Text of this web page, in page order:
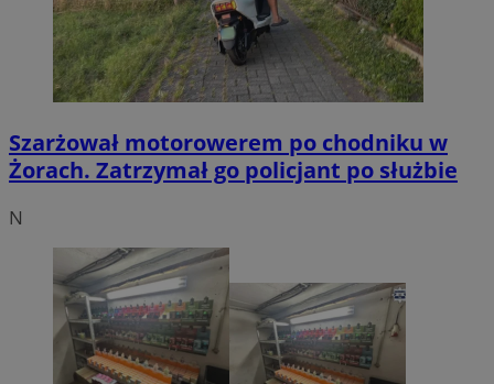
Szarżował motorowerem po chodniku w
Żorach. Zatrzymał go policjant po służbie
N